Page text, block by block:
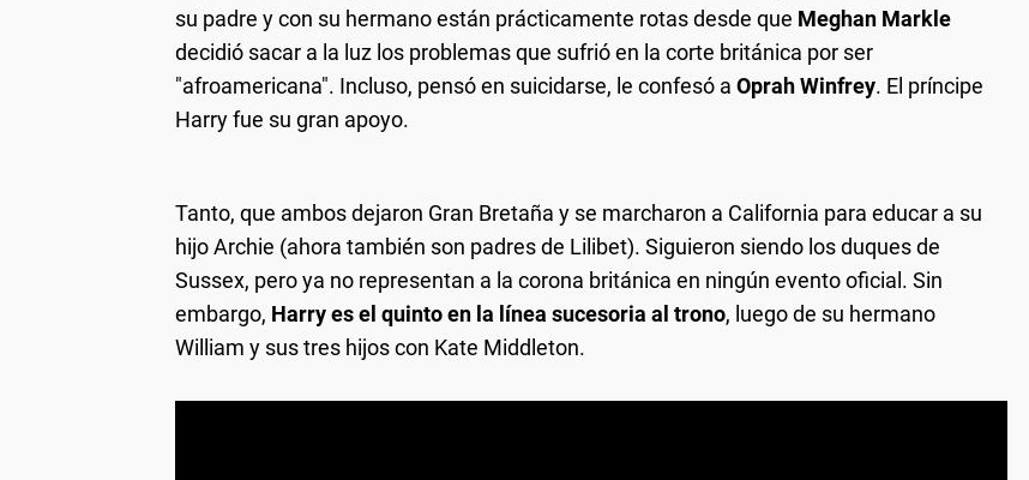
su padre y con su hermano están prácticamente rotas desde que Meghan Markle
decidió sacar a la luz los problemas que sufrió en la corte británica por ser
"afroamericana". Incluso, pensó en suicidarse, le confesó a Oprah Winfrey. El príncipe
Harry fue su gran apoyo.
Tanto, que ambos dejaron Gran Bretaña y se marcharon a California para educar a su
hijo Archie (ahora también son padres de Lilibet). Siguieron siendo los duques de
Sussex, pero ya no representan a la corona británica en ningún evento oficial. Sin
embargo, Harry es el quinto en la línea sucesoria al trono, luego de su hermano
William y sus tres hijos con Kate Middleton.